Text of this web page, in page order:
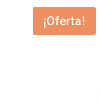
¡Oferta!